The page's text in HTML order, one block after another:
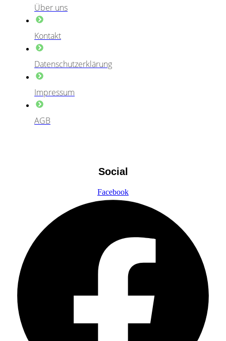
Über uns
Kontakt
Datenschutzerklärung
Impressum
AGB
Social
Facebook